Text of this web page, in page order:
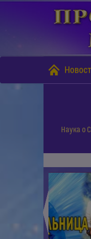
Наука о
◄